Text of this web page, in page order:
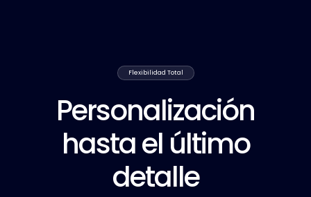
Flexibilidad Total
Personalización
hasta el último
detalle